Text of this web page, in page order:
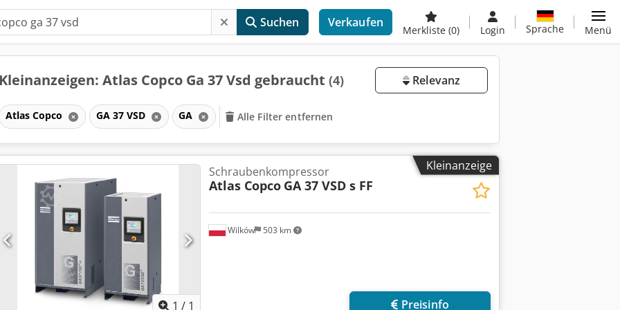
Suchen Verkaufen
Merkliste (0) Login Sprache Menü
Kleinanzeigen: Atlas Copco Ga 37 Vsd gebraucht (4) Relevanz
Atlas Copco GA 37 VSD GA Alle Filter entfernen
Kleinanzeige
1 / 1
Wilków 503 km
Schraubenkompressor
Atlas Copco GA 37 VSD s FF
Preisinfo